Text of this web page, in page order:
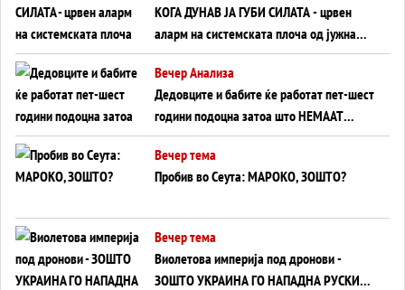
КОГА ДУНАВ ЈА ГУБИ СИЛАТА - црвен
аларм на системската плоча од јужна
Германија до Црното Море...
Вечер Анализа
Дедовците и бабите ќе работат пет-шест
години подоцна затоа што НЕМААТ
ВНУЦИ ДА ГИ ЗАМЕНАТ
Вечер тема
Пробив во Сеута: МАРОКО, ЗОШТО?
Вечер тема
Виолетова империја под дронови -
ЗОШТО УКРАИНА ГО НАПАДНА РУСКИОТ